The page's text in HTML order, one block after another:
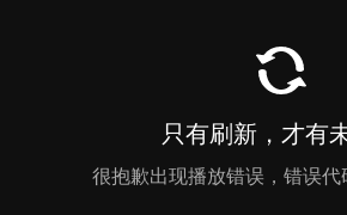
只有刷新，才有
很抱歉出现播放错误，错误代